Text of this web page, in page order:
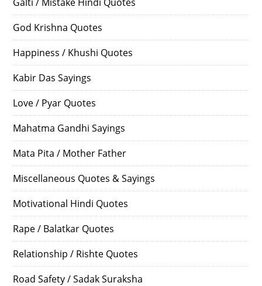
God Krishna Quotes
Happiness / Khushi Quotes
Kabir Das Sayings
Love / Pyar Quotes
Mahatma Gandhi Sayings
Mata Pita / Mother Father
Miscellaneous Quotes & Sayings
Motivational Hindi Quotes
Rape / Balatkar Quotes
Relationship / Rishte Quotes
Road Safety / Sadak Suraksha